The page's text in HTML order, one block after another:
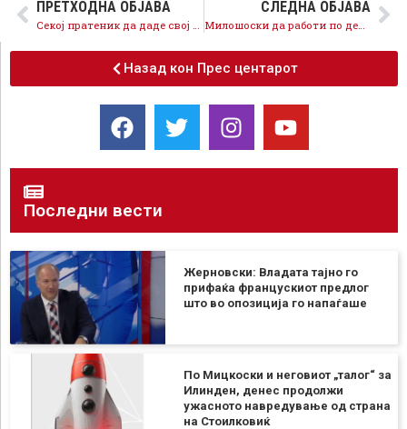
ПРЕТХОДНА ОБЈАВА
Секој пратеник да даде свој придонес за функционално и ефикасно Собрание во интерес на сите граѓани
СЛЕДНА ОБЈАВА
Милошоски да работи по деловник, да ја свика комисијата за избор на амбасадори, чекаат и други ратификации
Назад кон Прес центарот
Последни вести
Жерновски: Владата тајно го
прифаќа францускиот предлог
што во опозиција го напаѓаше
По Мицкоски и неговиот „талог“ за
Илинден, денес продолжи
ужасното навредување од страна
на Стоилковиќ